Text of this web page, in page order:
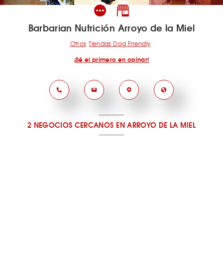
Barbarian Nutrición Arroyo de la Miel
Otros Tiendas Dog Friendly
¡Sé el primero en opinar!
2 NEGOCIOS CERCANOS EN ARROYO DE LA MIEL